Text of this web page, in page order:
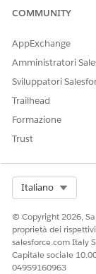
COMMUNITY
AppExchange
Amministratori
Sviluppatori
Trailhead
Formazione
Trust
Italiano
© Copyright 2026,
proprietà dei
salesforce.com Italy
Capitale sociale
04959160963